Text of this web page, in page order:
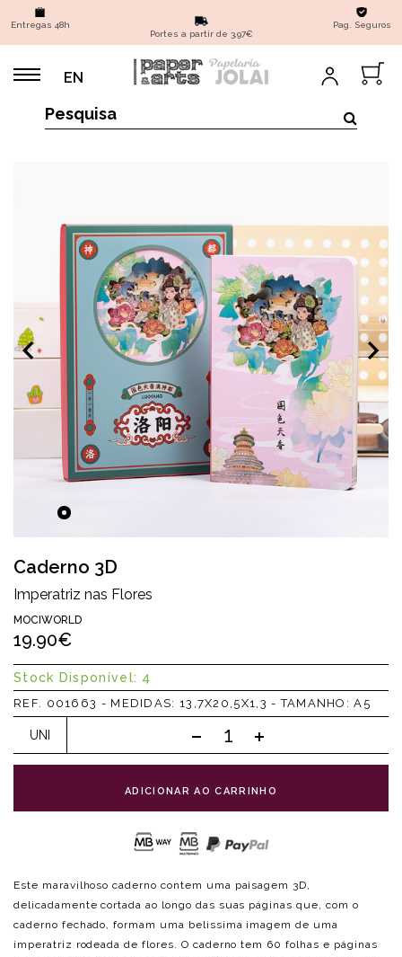
Entregas 48h
Portes a partir de 3,97€
Pag. Seguros
EN
Caderno 3D
Imperatriz nas Flores
MOCIWORLD
19.90€
Stock Disponível: 4
REF. 001663 - MEDIDAS: 13,7X20,5X1,3 - TAMANHO: A5
UNI
ADICIONAR AO CARRINHO
Este maravilhoso caderno contem uma paisagem 3D,
delicadamente cortada ao longo das suas páginas que, com o
caderno fechado, formam uma belissima imagem de uma
imperatriz rodeada de flores. O caderno tem 60 folhas e páginas